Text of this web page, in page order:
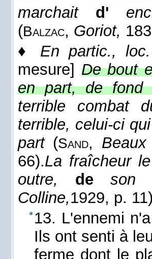
marchait d'
(Balzac, Goriot,
♦ En partic., loc.
mesure] De bout
en part, de fond
terrible combat
terrible, celui-ci
part(Sand,
66).La fraîcheur
outre, deson
Colline,1929, p.
13. L'ennemi
Ils ont senti à
ferme dont le